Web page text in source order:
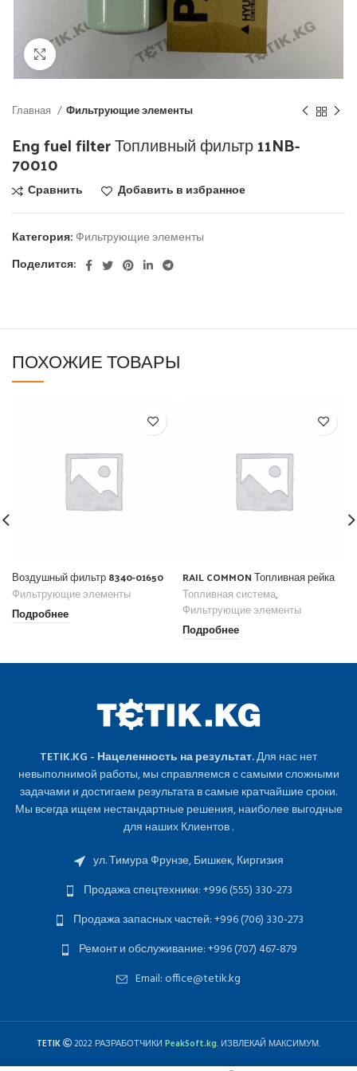
Главная Фильтрующие элементы
Eng fuel filter Топливный фильтр 11NB-
70010
Сравнить Добавить в избранное
Категория: Фильтрующие элементы
Поделится:
ПОХОЖИЕ ТОВАРЫ
Воздушный фильтр 8340-01650
Фильтрующие элементы
Подробнее
RAIL COMMON Топливная рейка
Топливная система,
Фильтрующие элементы
Подробнее
TETIK.KG - Нацеленность на результат.Для нас нет
невыполнимой работы, мы справляемся с самыми сложными
задачами и достигаем результата в самые кратчайшие сроки.
Мы всегда ищем нестандартные решения, наиболее выгодные
для наших Клиентов .
ул. Тимура Фрунзе, Бишкек, Киргизия
Продажа спецтехники: +996 (555) 330-273
Продажа запасных частей: +996 (706) 330-273
Ремонт и обслуживание: +996 (707) 467-879
Email: office@tetik.kg
TETIK 2022 РАЗРАБОТЧИКИ PeakSoft.kg. ИЗВЛЕКАЙ МАКСИМУМ.